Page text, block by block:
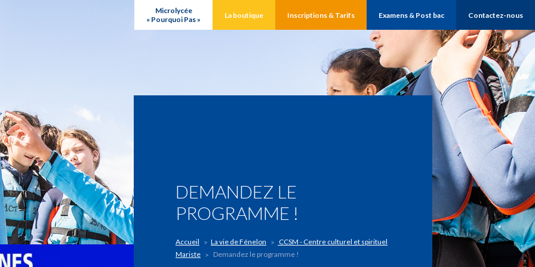
Microlycée
« Pourquoi Pas »
La boutique Inscriptions & Tarifs Examens & Post bac Contactez-nous
DEMANDEZ LE
PROGRAMME !
Accueil La vie de Fénelon
CCSM - Centre culturel et spirituel
Mariste
Demandez le programme !